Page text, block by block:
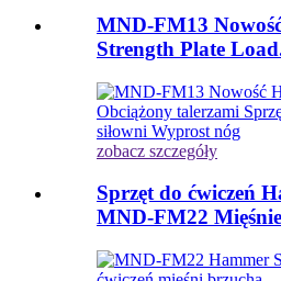
MND-FM13
Strength Plate
zobacz szczegóły
Sprzęt do ćwiczeń
MND-FM22